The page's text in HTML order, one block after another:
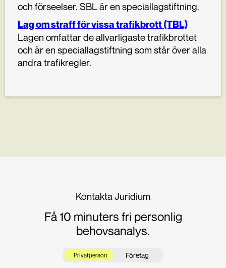
och förseelser. SBL är en speciallagstiftning.
Lag om straff för vissa trafikbrott (TBL)
Lagen omfattar de allvarligaste trafikbrottet
och är en speciallagstiftning som står över alla
andra trafikregler.
Kontakta Juridium
Få 10 minuters fri personlig
behovsanalys.
Privatperson Företag